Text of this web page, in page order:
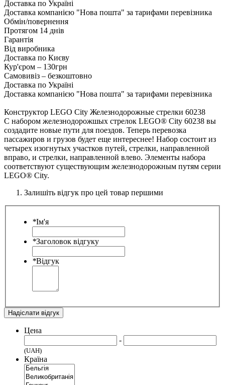
Доставка по Україні
Доставка компанією "Нова пошта" за тарифами перевізника
Обмін/повернення
Протягом 14 днів
Гарантія
Від виробника
Доставка по Києву
Кур'єром – 130грн
Самовивіз – безкоштовно
Доставка по Україні
Доставка компанією "Нова пошта" за тарифами перевізника
Конструктор LEGO City Железнодорожные стрелки 60238
С набором железнодорожшых стрелок LEGO® City 60238 вы
создадите новые пути для поездов. Теперь перевозка
пассажиров и грузов будет еще интереснее! Набор состоит из
четырех изогнутых участков путей, стрелки, направленной
вправо, и стрелки, направленной влево. Элементы набора
соответствуют существующим железнодорожным путям серии
LEGO® City.
Залишіть відгук про цей товар першими
*Ім'я
*Заголовок відгуку
*Відгук
Надіслати відгук
Цена
-
(UAH)
Країна